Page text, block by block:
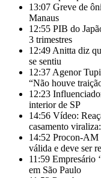
13:07 Greve de
Manaus
12:55 PIB do
3 trimestres
12:49 Anitta diz
se sentiu
12:37 Agenor
“Não houve
12:23
interior de SP
14:56 Vídeo:
casamento
14:52 Procon-AM
válida e deve ser
11:59 Empresário
em São Paulo